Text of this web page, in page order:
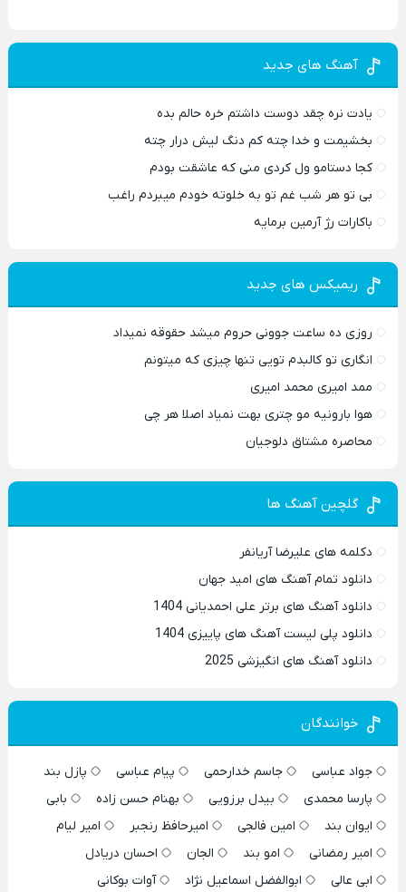
آهنگ های جدید
یادت نره چقد دوست داشتم خره حالم بده
بخشیمت و خدا چته کم دنگ لیش درار چته
کجا دستامو ول کردی منی که عاشقت بودم
بی تو هر شب غم تو به خلوته خودم میبردم راغب
باکارات رژ آرمین برمایه
ریمیکس های جدید
روزی ده ساعت جوونی حروم میشد حقوقه نمیداد
انگاری تو کالبدم تویی تنها چیزی که میتونم
ممد امیری محمد امیری
هوا بارونیه مو چتری بهت نمیاد اصلا هر چی
محاصره مشتاق دلوجیان
گلچین آهنگ ها
دکلمه های علیرضا آریانفر
دانلود تمام آهنگ های امید جهان
دانلود آهنگ های برتر علی احمدیانی 1404
دانلود پلی لیست آهنگ های پاییزی 1404
دانلود آهنگ های انگیزشی 2025
خوانندگان
جواد عباسی جاسم خدارحمی پیام عباسی
پازل بند
پارسا محمدی
بیدل برزویی بهنام حسن زاده
بابی
ایوان بند
امین فالجی امیرحافظ رنجبر
امیر لیام
امیر رمضانی
امو بند الجان
احسان دریادل
ابی عالی
ابوالفضل اسماعیل نژاد
آوات بوکانی